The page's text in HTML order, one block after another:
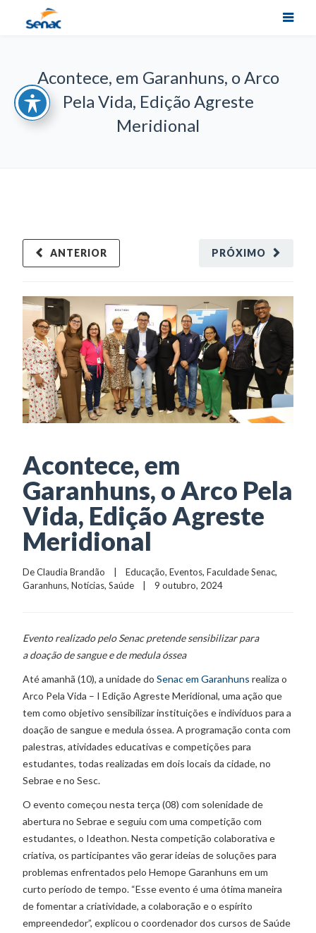
Acontece, em Garanhuns, o Arco
Pela Vida, Edição Agreste
Meridional
PRÓXIMO
ANTERIOR
Acontece, em
Garanhuns, o Arco Pela
Vida, Edição Agreste
Meridional
De Claudia Brandão
    |
Educação, Eventos, Faculdade Senac
Garanhuns, Notícias, Saúde
    |    9 outubro, 2024
Evento realizado pelo Senac pretende sensibilizar para
a doação de sangue e de medula óssea
Até amanhã (10), a unidade do Senac em Garanhuns realiza o
Arco Pela Vida – I Edição Agreste Meridional, uma ação que
tem como objetivo sensibilizar instituições e indivíduos para a
doação de sangue e medula óssea. A programação conta com
palestras, atividades educativas e competições para
estudantes, todas realizadas em dois locais da cidade, no
Sebrae e no Sesc.
O evento começou nesta terça (08) com solenidade de
abertura no Sebrae e seguiu com uma competição com
estudantes, o Ideathon. Nesta competição colaborativa e
criativa, os participantes vão gerar ideias de soluções para
problemas enfrentados pelo Hemope Garanhuns em um
curto período de tempo. “Esse evento é uma ótima maneira
de fomentar a criatividade, a colaboração e o espírito
empreendedor”, explicou o coordenador dos cursos de Saúde